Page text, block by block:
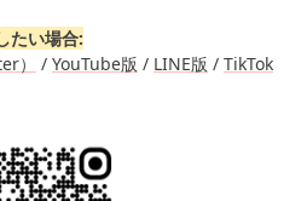
たい場合:
） / YouTube版 / LINE版 / TikTok